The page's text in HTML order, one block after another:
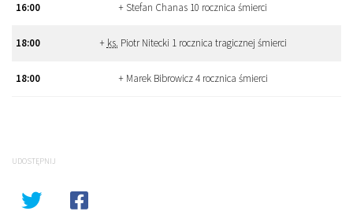
16:00 + Stefan Chanas 10 rocznica śmierci
18:00 + ks. Piotr Nitecki 1 rocznica tragicznej śmierci
18:00 + Marek Bibrowicz 4 rocznica śmierci
UDOSTĘPNIJ